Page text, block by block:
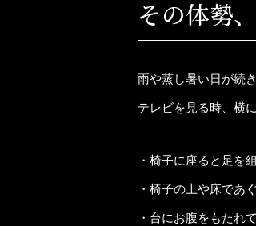
その体勢
雨や蒸し暑い日が続
テレビを見る時、横
・椅子に座ると足を
・椅子の上や床であ
・台にお腹をもたれ